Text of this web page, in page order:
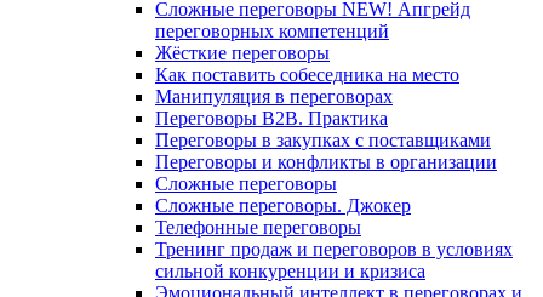
Сложные переговоры NEW! Апгрейд
переговорных компетенций
Жёсткие переговоры
Как поставить собеседника на место
Манипуляция в переговорах
Переговоры B2B. Практика
Переговоры в закупках с поставщиками
Переговоры и конфликты в организации
Сложные переговоры
Сложные переговоры. Джокер
Телефонные переговоры
Тренинг продаж и переговоров в условиях
сильной конкуренции и кризиса
Эмоциональный интеллект в переговорах и